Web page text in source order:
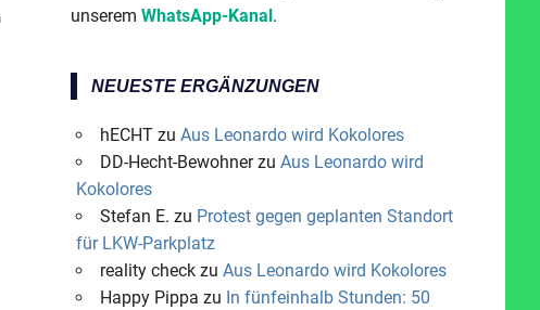
unserem WhatsApp-Kanal.
NEUESTE ERGÄNZUNGEN
hECHTzu Aus Leonardo wird Kokolores
DD-Hecht-Bewohnerzu Aus Leonardo wird
Kokolores
Stefan E. zu Protest gegen geplanten Standort
für LKW-Parkplatz
reality checkzu Aus Leonardo wird Kokolores
Happy Pippa zu In fünfeinhalb Stunden: 50